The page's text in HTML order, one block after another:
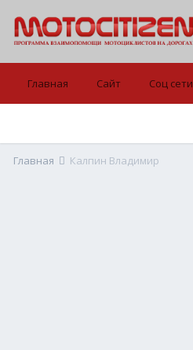
Главная Сайт Соц сети
Главная Калпин Владимир